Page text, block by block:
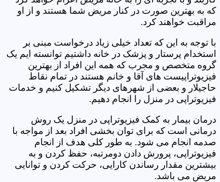
که به بهترین صورت در کنار مریض شما هستند و از او
مراقبت خواهند کرد.
با توجه به این که تعداد خیلی زیاد درخواست مبنی بر
استخدام پرستار و پزشک در خانه داشتیم توانسته ایم یک
گروه متخصص و مجرب که همه این افراد از بهترین
فیزیوتراپیست های آقا و خانم هستند در تمام نقاط
حاجیلار و بعضی از شهرهای دیگر تشکیل کنیم و خدمات
فیزیوتراپی در منزل را انجام دهیم.
درمان بیمار به کمک فیزیوتراپی در منزل یک روش
درمانی است که برای توان بخشی افراد بعد از مواجه با
صدمه انجام می شود. به طور کلی هدف از انجام
فیزیوتراپی، پرورش دادن دومرتبه، حفظ کردن و به
بیشترین مقدار رساندن کارایی، حرکت کردن و توانایی
مریض می باشد.